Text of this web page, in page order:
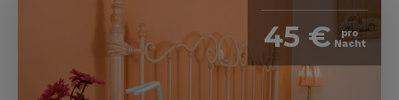
45 €
pro
Nacht